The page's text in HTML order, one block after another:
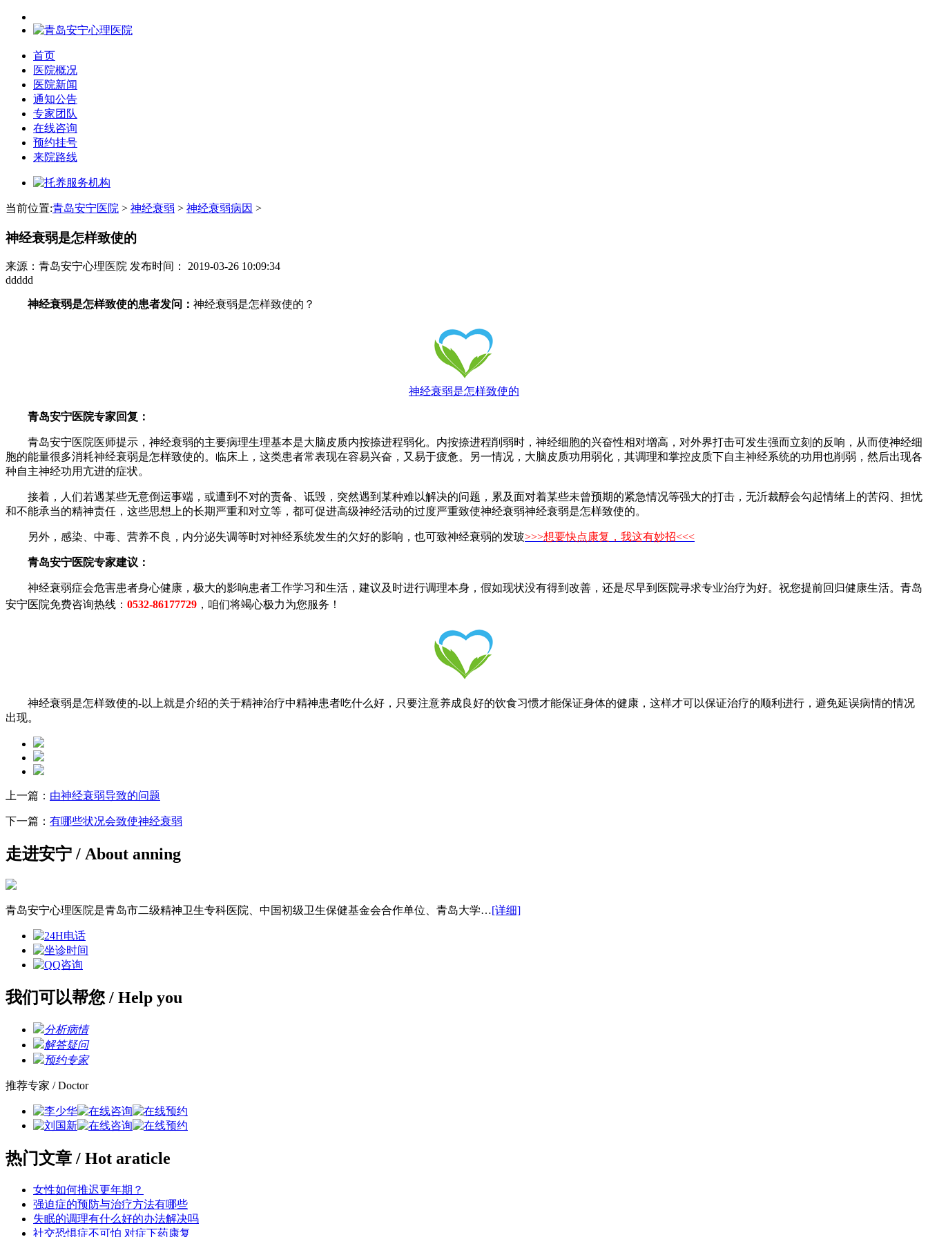
首页
医院概况
医院新闻
通知公告
专家团队
在线咨询
预约挂号
来院路线
当前位置:青岛安宁医院 > 神经衰弱 > 神经衰弱病因 >
神经衰弱是怎样致使的
来源：青岛安宁心理医院 发布时间：
2019-03-26 10:09:34
ddddd
神经衰弱是怎样致使的患者发问： 神经衰弱是怎样致使的？
神经衰弱是怎样致使的
青岛安宁医院专家回复：
青岛安宁医院医师提示，神经衰弱的主要病理生理基本是大脑皮质内按捺进程弱化。内按捺进程削弱时，神经细胞的兴奋性相对增高，对外界打击可发生强而立刻的反响，从而使神经细
胞的能量很多消耗神经衰弱是怎样致使的。临床上，这类患者常表现在容易兴奋，又易于疲惫。另一情况，大脑皮质功用弱化，其调理和掌控皮质下自主神经系统的功用也削弱，然后出现各
种自主神经功用亢进的症状。
接着，人们若遇某些无意倒运事端，或遭到不对的责备、诋毁，突然遇到某种难以解决的问题，累及面对着某些未曾预期的紧急情况等强大的打击，无沂裁醇会勾起情绪上的苦闷、担忧
和不能承当的精神责任，这些思想上的长期严重和对立等，都可促进高级神经活动的过度严重致使神经衰弱神经衰弱是怎样致使的。
另外，感染、中毒、营养不良，内分泌失调等时对神经系统发生的欠好的影响，也可致神经衰弱的发玻>>>想要快点康复，我这有妙招<<<
青岛安宁医院专家建议：
神经衰弱症会危害患者身心健康，极大的影响患者工作学习和生活，建议及时进行调理本身，假如现状没有得到改善，还是尽早到医院寻求专业治疗为好。祝您提前回归健康生活。青岛
安宁医院免费咨询热线： 0532-86177729 ，咱们将竭心极力为您服务！
神经衰弱是怎样致使的-以上就是介绍的关于精神治疗中精神患者吃什么好，只要注意养成良好的饮食习惯才能保证身体的健康，这样才可以保证治疗的顺利进行，避免延误病情的情况
出现。
上一篇： 由神经衰弱导致的问题
下一篇： 有哪些状况会致使神经衰弱
走进安宁 / About anning
青岛安宁心理医院是青岛市二级精神卫生专科医院、中国初级卫生保健基金会合作单位、青岛大学…[详细]
我们可以帮您 / Help you
分析病情
解答疑问
预约专家
推荐专家 / Doctor
热门文章 / Hot araticle
女性如何推迟更年期？
强迫症的预防与治疗方法有哪些
失眠的调理有什么好的办法解决吗
社交恐惧症不可怕 对症下药康复